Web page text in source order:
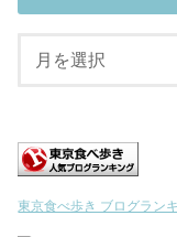
東京食べ歩き ブログラン